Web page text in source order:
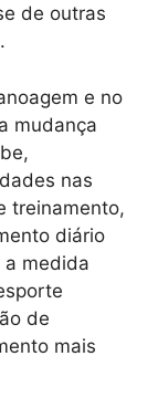
de outras
e no
mudança
nas
treinamento,
diário
medida
de
mais